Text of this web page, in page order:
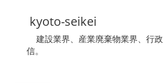
kyoto-seikei
建設業界、産業廃棄物業界、行
信。